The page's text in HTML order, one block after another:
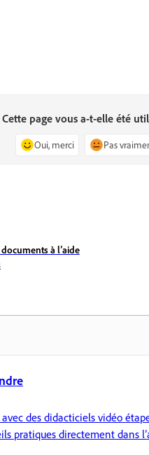
Cette page vous a-t-elle été
Oui, merci Pas
à l’aide
des didacticiels vidéo
pratiques directement dans